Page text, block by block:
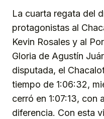
La cuarta regata del
protagonistas al
Kevin Rosales y al
Gloria de Agustín
disputada, el
tiempo de 1:06:32,
cerró en 1:07:13, con
diferencia. Con esta